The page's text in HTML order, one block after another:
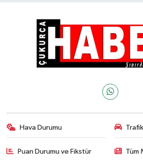
Hava Durumu
Puan Durumu ve Fikstür Tüm